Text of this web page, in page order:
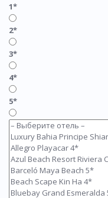
1*
2*
3*
4*
5*